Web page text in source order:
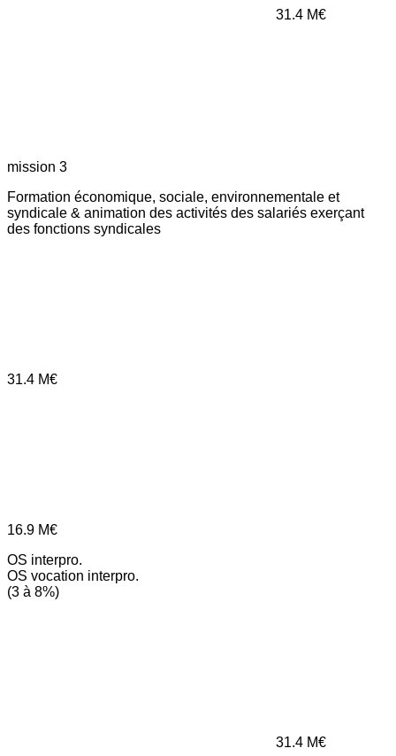
31.4 M€
mission 3
Formation économique, sociale, environnementale et
syndicale & animation des activités des salariés exerçant
des fonctions syndicales
31.4 M€
16.9 M€
OS interpro.
OS vocation interpro.
(3 à 8%)
31.4 M€